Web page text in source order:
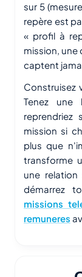
sur 5
repère est
« profil à
mission,
captent
Construisez
Tenez
reprendriez
mission si
plus que
transforme
une
démarrez
missions
remuneres